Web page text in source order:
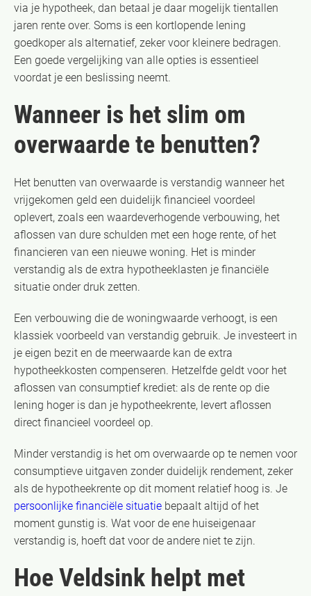
via je hypotheek, dan betaal je daar mogelijk tientallen
jaren rente over. Soms is een kortlopende lening
goedkoper als alternatief, zeker voor kleinere bedragen.
Een goede vergelijking van alle opties is essentieel
voordat je een beslissing neemt.
Wanneer is het slim om
overwaarde te benutten?
Het benutten van overwaarde is verstandig wanneer het
vrijgekomen geld een duidelijk financieel voordeel
oplevert, zoals een waardeverhogende verbouwing, het
aflossen van dure schulden met een hoge rente, of het
financieren van een nieuwe woning. Het is minder
verstandig als de extra hypotheeklasten je financiële
situatie onder druk zetten.
Een verbouwing die de woningwaarde verhoogt, is een
klassiek voorbeeld van verstandig gebruik. Je investeert in
je eigen bezit en de meerwaarde kan de extra
hypotheekkosten compenseren. Hetzelfde geldt voor het
aflossen van consumptief krediet: als de rente op die
lening hoger is dan je hypotheekrente, levert aflossen
direct financieel voordeel op.
Minder verstandig is het om overwaarde op te nemen voor
consumptieve uitgaven zonder duidelijk rendement, zeker
als de hypotheekrente op dit moment relatief hoog is. Je
persoonlijke financiële situatie bepaalt altijd of het
moment gunstig is. Wat voor de ene huiseigenaar
verstandig is, hoeft dat voor de andere niet te zijn.
Hoe Veldsink helpt met